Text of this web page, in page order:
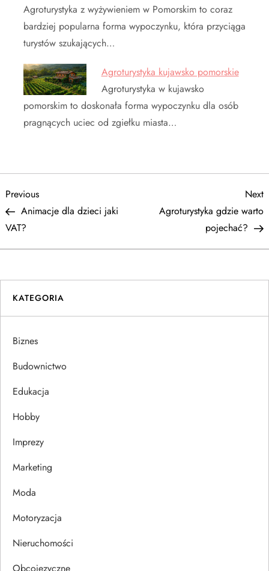
Agroturystyka z wyżywieniem w Pomorskim to coraz
bardziej popularna forma wypoczynku, która przyciąga
turystów szukających…
Agroturystyka kujawsko pomorskie
Agroturystyka w kujawsko
pomorskim to doskonała forma wypoczynku dla osób
pragnących uciec od zgiełku miasta…
N
a
w
i
g
a
c
a
w
p
Previous
Post
Previous
Animacje dla dzieci jaki
VAT?
Next
Agroturystyka gdzie warto
pojechać?
KATEGORIA
Biznes
Budownictwo
Edukacja
Hobby
Imprezy
Marketing
Moda
Motoryzacja
Nieruchomości
Obcojęzyczne